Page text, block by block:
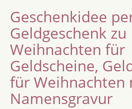
Geschenkidee
Geldgeschenk zu
Weihnachten für
Geldscheine,
für Weihnachten
Namensgravur